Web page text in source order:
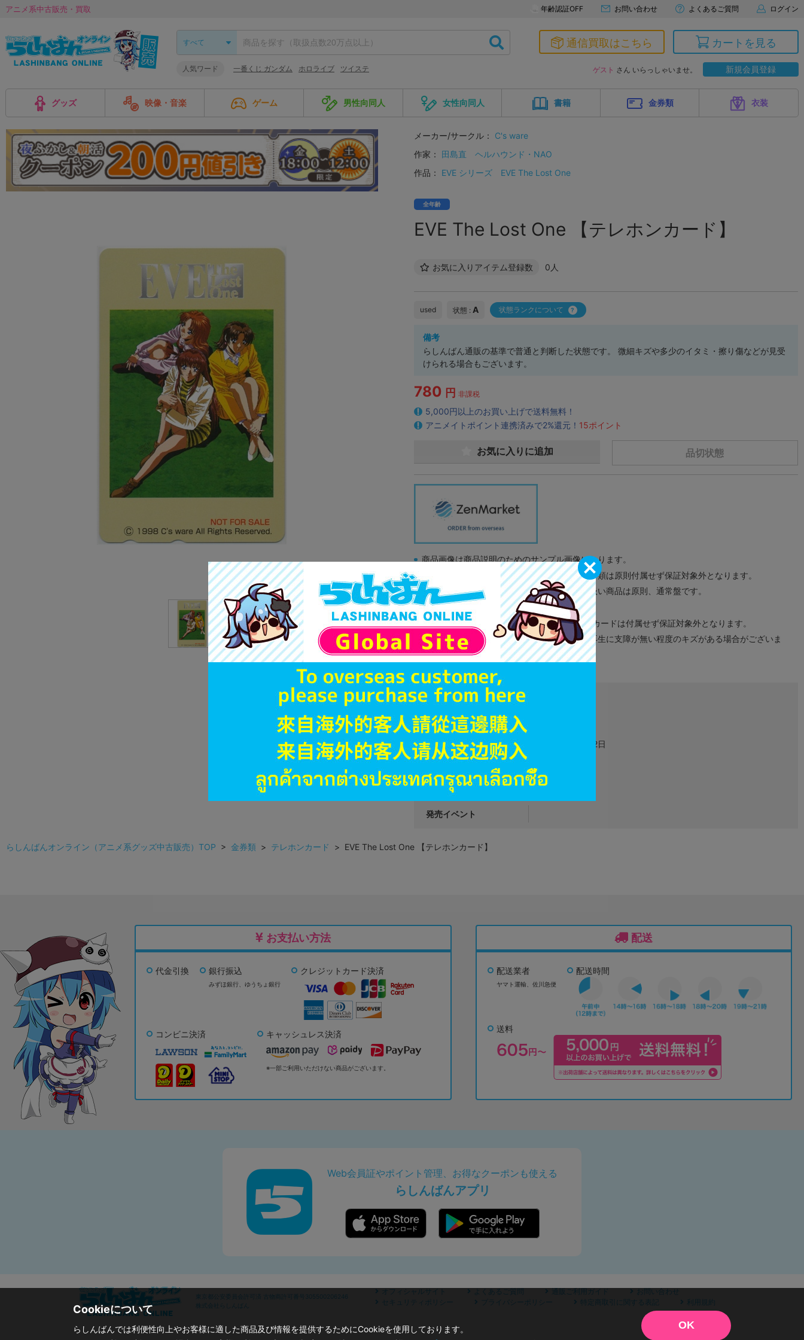
アニメ系中古販売・買取 年齢認証OFF お問い合わせ よくあるご質問 ログイン
人気ワード 一番くじ ガンダム ホロライブ ツイステ
通信買取はこちら カートを見る
ゲスト さん いらっしゃいませ。 新規会員登録
グッズ 映像・音楽 ゲーム 男性向同人 女性向同人 書籍 金券類 衣装
メーカー/サークル：
C's ware
作家：
田島直
ヘルハウンド・NAO
作品：
EVE シリーズ EVE The Lost One
全年齢
EVE The Lost One 【テレホンカード】
お気に入りアイテム登録数 0人
used 状態 : A 状態ランクについて
備考
らしんばん通販の基準で普通と判断した状態です。 微細キズや多少のイタミ・擦り傷などが見受
けられる場合もございます。
780 円 非課税
5,000円以上のお買い上げで送料無料！
アニメイトポイント連携済みで2%還元！ 15ポイント
品切状態
お気に入りに追加
商品画像は商品説明のためのサンプル画像になります。
販促物、書籍の帯やぬいぐるみのタグ、コード類は原則付属せず保証対象外となります。
商品名や備考欄に特別な記載が無い限り取り扱い商品は原則、通常盤です。
「電池」は原則として保証対象外となります。
ゲーム機本体には、SDカードなどのメモリーカードは付属せず保証対象外となります。
ディスク類の読み取り面のキズに関しまして再生に支障が無い程度のキズがある場合がございま
す。
※詳細につきましてはコチラ
商品番号
商品カテゴリ
発売日 1998年03月12日
ジャンル
発売イベント
らしんばんオンライン（アニメ系グッズ中古販売）TOP > 金券類 > テレホンカード > EVE The Lost One 【テレホンカード】
お支払い方法
代金引換 銀行振込
みずほ銀行、 ゆうちょ銀行
クレジットカード決済
コンビニ決済 キャッシュレス決済
※一部ご利用いただけない商品がございます。
配送
配送業者
ヤマト運輸、佐川急便
配送時間
送料
Web会員証やポイント管理、お得なクーポンも使える
らしんばんアプリ
東京都公安委員会許可済 古物商許可番号305500206246
株式会社らしんばん
オフィシャルサイト よくあるご質問 通販ご利用ガイド
お問い合わせ
セキュリティポリシー
プライバシーポリシー 特定商取引に関する表記 利用規約
Cookieについて
らしんばんでは利便性向上やお客様に適した商品及び情報を提供するためにCookieを使用しております。
OK